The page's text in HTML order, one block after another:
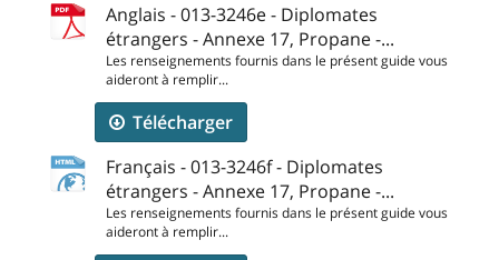
Anglais - 013-3246e - Diplomates
étrangers - Annexe 17, Propane -...
Les renseignements fournis dans le présent guide vous
aideront à remplir...
Télécharger
Français - 013-3246f - Diplomates
étrangers - Annexe 17, Propane -...
Les renseignements fournis dans le présent guide vous
aideront à remplir...